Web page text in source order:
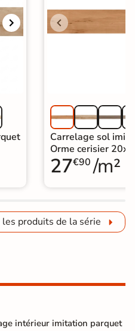
Carrelage sol
Orme cerisier
27€90 /m²
produits de la série
intérieur imitation parquet